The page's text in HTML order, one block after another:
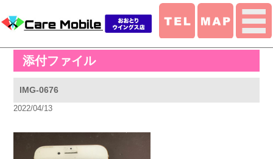
添付ファイル
IMG-0676
2022/04/13